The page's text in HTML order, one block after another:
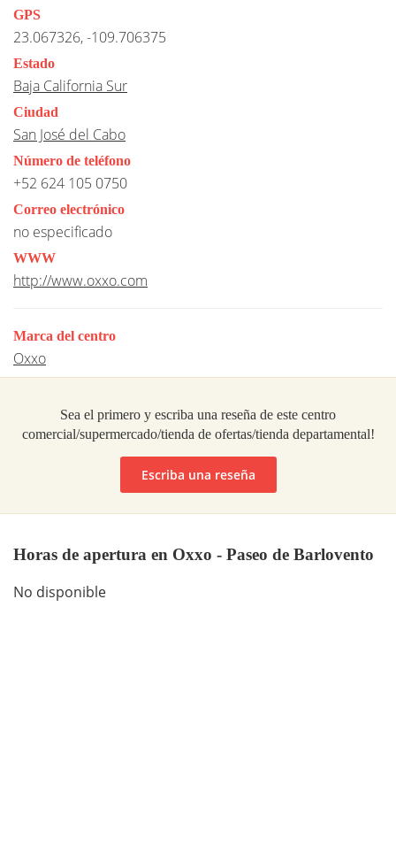
GPS
23.067326, -109.706375
Estado
Baja California Sur
Ciudad
San José del Cabo
Número de teléfono
+52 624 105 0750
Correo electrónico
no especificado
WWW
http://www.oxxo.com
Marca del centro
Oxxo
Sea el primero y escriba una reseña de este centro
comercial/supermercado/tienda de ofertas/tienda departamental!
Escriba una reseña
Horas de apertura en Oxxo - Paseo de Barlovento
No disponible